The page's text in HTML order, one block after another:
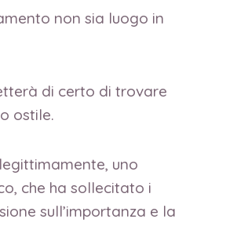
non sia luogo in
di certo di trovare
ostile.
uno
che ha sollecitato i
sull’importanza e la